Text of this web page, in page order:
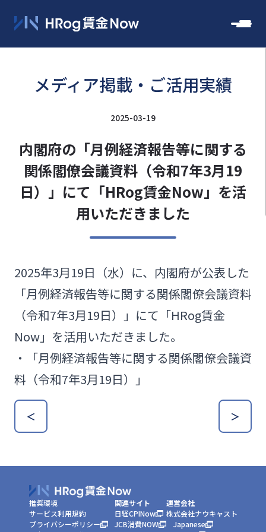
メディア掲載・ご活用実績
2025-03-19
内閣府の「月例経済報告等に関する
関係閣僚会議資料（令和7年3月19
日）」にて「HRog賃金Now」を活
用いただきました
2025年3月19日（水）に、内閣府が公表した
「月例経済報告等に関する関係閣僚会議資料
（令和7年3月19日）」にて「HRog賃金
Now」を活用いただきました。
・
「月例経済報告等に関する関係閣僚会議資
料（令和7年3月19日）」
＜ ＞
推奨環境
サービス利用規約
プライバシーポリシー
関連サイト
日経CPINow
JCB消費NOW
運営会社
株式会社ナウキャスト
Japanese